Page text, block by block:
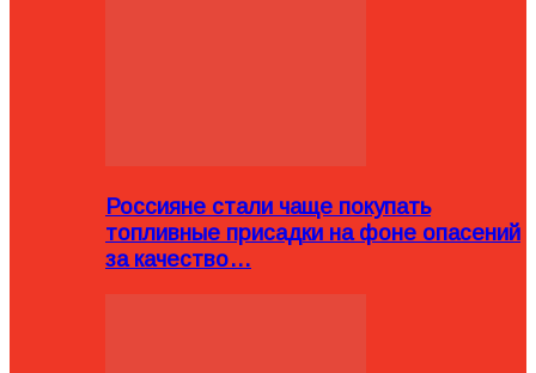
Россияне стали чаще покупать
топливные присадки на фоне опасений
за качество…